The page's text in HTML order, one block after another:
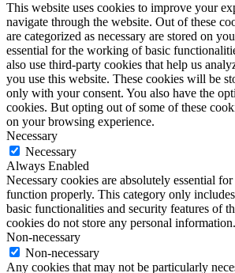
This website uses cookies to improve your
navigate through the website. Out of these
are categorized as necessary are stored on
essential for the working of basic
also use third-party cookies that help us
you use this website. These cookies will be
only with your consent. You also have the
cookies. But opting out of some of these
on your browsing experience.
Necessary
Necessary
Always Enabled
Necessary cookies are absolutely essential
function properly. This category only
basic functionalities and security features of
cookies do not store any personal information.
Non-necessary
Non-necessary
Any cookies that may not be particularly